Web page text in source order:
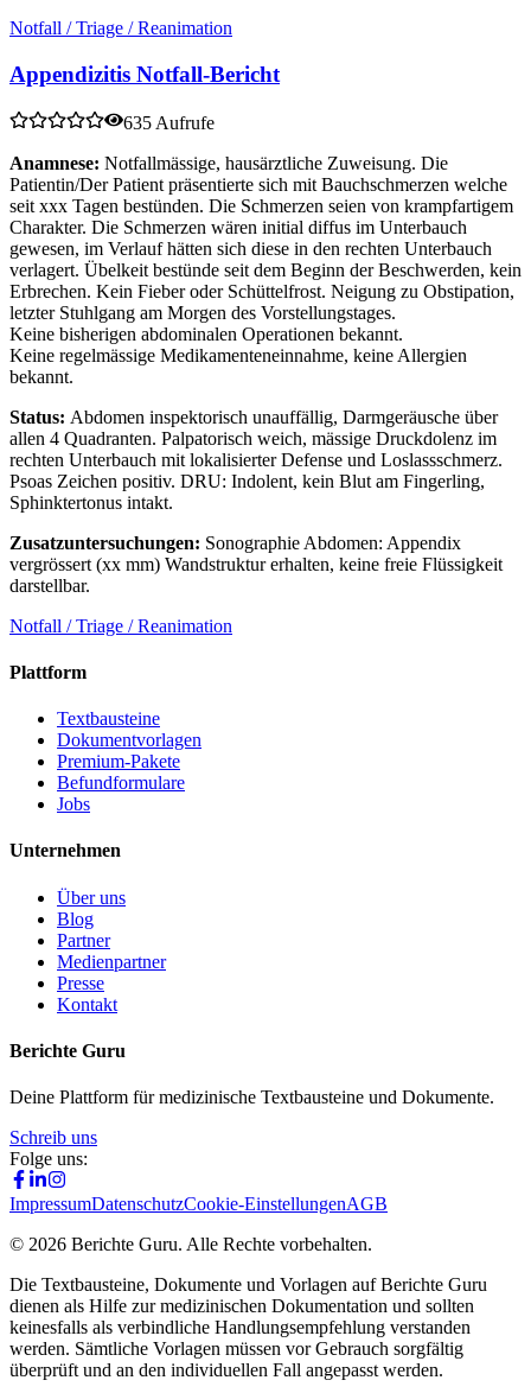
Notfall / Triage / Reanimation
Appendizitis Notfall-Bericht
635 Aufrufe
Anamnese: Notfallmässige, hausärztliche Zuweisung. Die
Patientin/Der Patient präsentierte sich mit Bauchschmerzen welche
seit xxx Tagen bestünden. Die Schmerzen seien von krampfartigem
Charakter. Die Schmerzen wären initial diffus im Unterbauch
gewesen, im Verlauf hätten sich diese in den rechten Unterbauch
verlagert. Übelkeit bestünde seit dem Beginn der Beschwerden, kein
Erbrechen. Kein Fieber oder Schüttelfrost. Neigung zu Obstipation,
letzter Stuhlgang am Morgen des Vorstellungstages.
Keine bisherigen abdominalen Operationen bekannt.
Keine regelmässige Medikamenteneinnahme, keine Allergien
bekannt.
Status: Abdomen inspektorisch unauffällig, Darmgeräusche über
allen 4 Quadranten. Palpatorisch weich, mässige Druckdolenz im
rechten Unterbauch mit lokalisierter Defense und Loslassschmerz.
Psoas Zeichen positiv. DRU: Indolent, kein Blut am Fingerling,
Sphinktertonus intakt.
Zusatzuntersuchungen: Sonographie Abdomen: Appendix
vergrössert (xx mm) Wandstruktur erhalten, keine freie Flüssigkeit
darstellbar.
Notfall / Triage / Reanimation
Plattform
Textbausteine
Dokumentvorlagen
Premium-Pakete
Befundformulare
Jobs
Unternehmen
Über uns
Blog
Partner
Medienpartner
Presse
Kontakt
Berichte Guru
Deine Plattform für medizinische Textbausteine und Dokumente.
Schreib uns
Folge uns:
ImpressumDatenschutzCookie-EinstellungenAGB
© 2026 Berichte Guru. Alle Rechte vorbehalten.
Die Textbausteine, Dokumente und Vorlagen auf Berichte Guru
dienen als Hilfe zur medizinischen Dokumentation und sollten
keinesfalls als verbindliche Handlungsempfehlung verstanden
werden. Sämtliche Vorlagen müssen vor Gebrauch sorgfältig
überprüft und an den individuellen Fall angepasst werden.